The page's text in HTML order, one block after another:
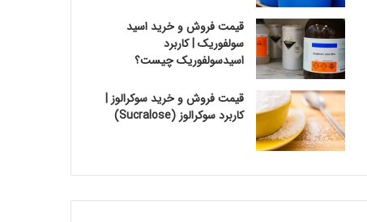
قیمت فروش و خرید اسید
سولفوریک | کاربرد
اسیدسولفوریک چیست؟
قیمت فروش و خرید سوکرالوز |
کاربرد سوکرالوز (Sucralose)